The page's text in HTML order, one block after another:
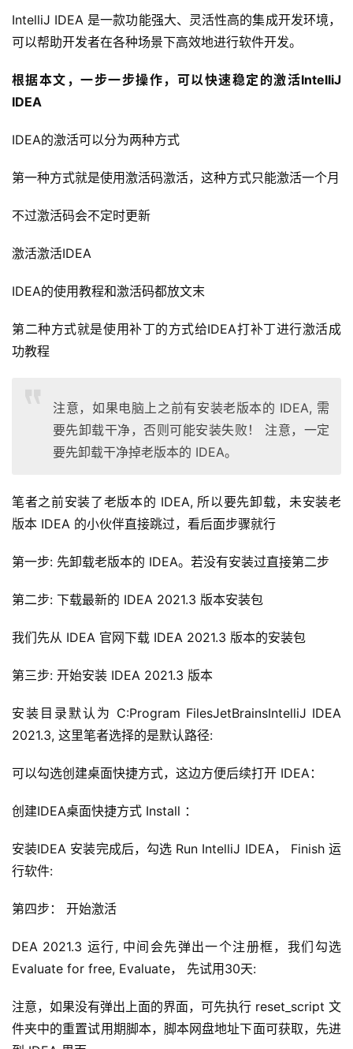
IntelliJ IDEA 是一款功能强大、灵活性高的集成开发环境，
可以帮助开发者在各种场景下高效地进行软件开发。
根据本文，一步一步操作，可以快速稳定的激活IntelliJ
IDEA
IDEA的激活可以分为两种方式
第一种方式就是使用激活码激活，这种方式只能激活一个月
不过激活码会不定时更新
激活激活IDEA
IDEA的使用教程和激活码都放文末
第二种方式就是使用补丁的方式给IDEA打补丁进行激活成
功教程
注意，如果电脑上之前有安装老版本的 IDEA, 需
要先卸载干净，否则可能安装失败！ 注意，一定
要先卸载干净掉老版本的 IDEA。
笔者之前安装了老版本的 IDEA, 所以要先卸载，未安装老
版本 IDEA 的小伙伴直接跳过，看后面步骤就行
第一步: 先卸载老版本的 IDEA。若没有安装过直接第二步
第二步: 下载最新的 IDEA 2021.3 版本安装包
我们先从 IDEA 官网下载 IDEA 2021.3 版本的安装包
第三步: 开始安装 IDEA 2021.3 版本
安装目录默认为 C:Program FilesJetBrainsIntelliJ IDEA
2021.3, 这里笔者选择的是默认路径:
可以勾选创建桌面快捷方式，这边方便后续打开 IDEA：
创建IDEA桌面快捷方式 Install ：
安装IDEA 安装完成后，勾选 Run IntelliJ IDEA， Finish 运
行软件:
第四步： 开始激活
DEA 2021.3 运行, 中间会先弹出一个注册框，我们勾选
Evaluate for free, Evaluate， 先试用30天:
注意，如果没有弹出上面的界面，可先执行 reset_script 文
件夹中的重置试用期脚本，脚本网盘地址下面可获取，先进